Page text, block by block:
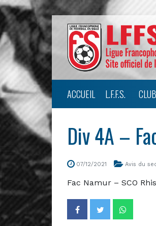
ACCUEIL L.F.F.S.
Div 4A –
07/12/2021 Avis du
Fac Namur – SCO